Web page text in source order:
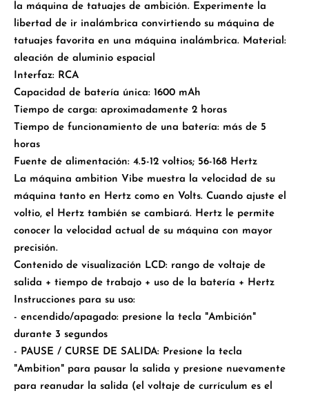
la máquina de tatuajes de ambición. Experimente la
libertad de ir inalámbrica convirtiendo su máquina de
tatuajes favorita en una máquina inalámbrica. Material:
aleación de aluminio espacial
Interfaz: RCA
Capacidad de batería única: 1600 mAh
Tiempo de carga: aproximadamente 2 horas
Tiempo de funcionamiento de una batería: más de 5
horas
Fuente de alimentación: 4.5-12 voltios; 56-168 Hertz
La máquina ambition Vibe muestra la velocidad de su
máquina tanto en Hertz como en Volts. Cuando ajuste el
voltio, el Hertz también se cambiará. Hertz le permite
conocer la velocidad actual de su máquina con mayor
precisión.
Contenido de visualización LCD: rango de voltaje de
salida + tiempo de trabajo + uso de la batería + Hertz
Instrucciones para su uso:
- encendido/apagado: presione la tecla "Ambición"
durante 3 segundos
- PAUSE / CURSE DE SALIDA: Presione la tecla
"Ambition" para pausar la salida y presione nuevamente
para reanudar la salida (el voltaje de currículum es el